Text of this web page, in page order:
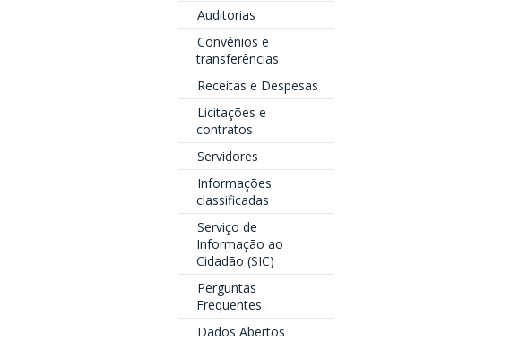
Auditorias
Convênios e
transferências
Receitas e Despesas
Licitações e
contratos
Servidores
Informações
classificadas
Serviço de
Informação ao
Cidadão (SIC)
Perguntas
Frequentes
Dados Abertos